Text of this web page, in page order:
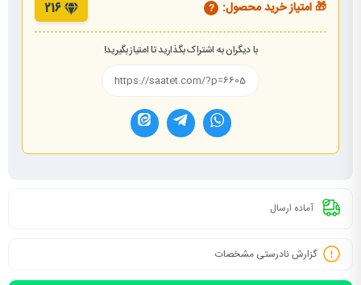
🎁 امتیاز خرید محصول: ?
216
با دیگران به اشتراک بگذارید تا امتیاز بگیرید!
آماده ارسال
گزارش نادرستی مشخصات